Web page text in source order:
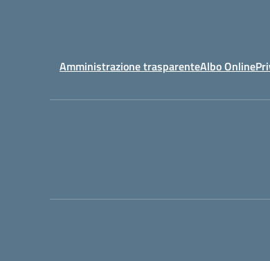
Amministrazione trasparenteAlbo Online